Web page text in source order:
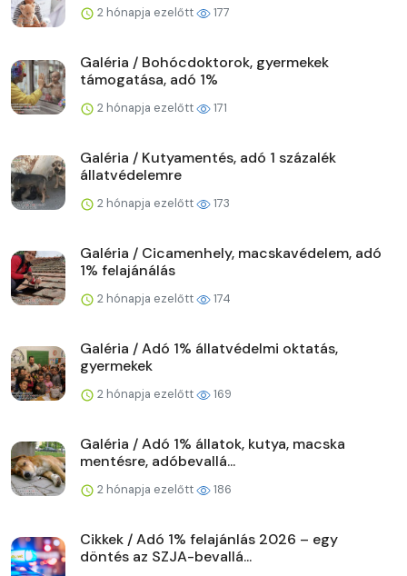
2 hónapja ezelőtt 177
Galéria / Bohócdoktorok, gyermekek
támogatása, adó 1%
2 hónapja ezelőtt 171
Galéria / Kutyamentés, adó 1 százalék
állatvédelemre
2 hónapja ezelőtt 173
Galéria / Cicamenhely, macskavédelem, adó
1% felajánálás
2 hónapja ezelőtt 174
Galéria / Adó 1% állatvédelmi oktatás,
gyermekek
2 hónapja ezelőtt 169
Galéria / Adó 1% állatok, kutya, macska
mentésre, adóbevallá...
2 hónapja ezelőtt 186
Cikkek / Adó 1% felajánlás 2026 – egy
döntés az SZJA-bevallá...